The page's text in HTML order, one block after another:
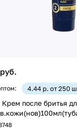
4.44 р. от 250
после бритья